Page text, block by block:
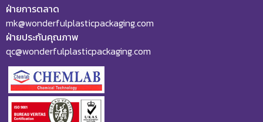
ฝ่ายการตลาด
mk@wonderfulplasticpackaging.com
ฝ่ายประกันคุณภาพ
qc@wonderfulplasticpackaging.com